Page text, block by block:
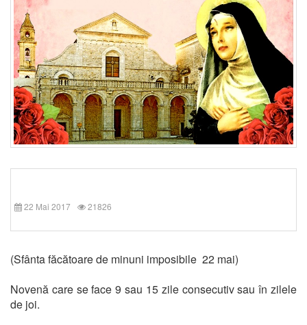
22 Mai 2017 21826
(Sfânta făcătoare de minuni imposibile 22 mai)
Novenă care se face 9 sau 15 zile consecutiv sau în zilele
de joi.